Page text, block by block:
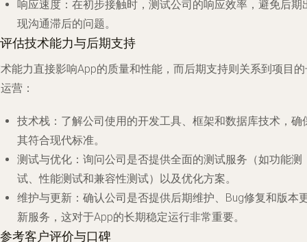
响应速度 ：在初步接触时，测试公司的响应效率，避免后期
现沟通滞后的问题。
估技术能力与后期支持
能力直接影响App的质量和性能，而后期支持则关系到项目
营：
技术栈 ：了解公司使用的开发工具、框架和数据库技术，确
其符合现代标准。
测试与优化 ：询问公司是否提供全面的测试服务（如功能测
试、性能测试和兼容性测试）以及优化方案。
维护与更新 ：确认公司是否提供后期维护、Bug修复和版本
新服务，这对于App的长期稳定运行非常重要。
考客户评价与口碑